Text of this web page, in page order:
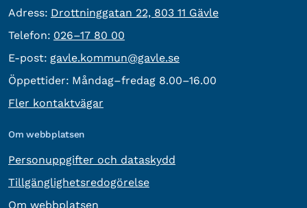
Adress: besöksadress:
Drottninggatan 22, 803 11 Gävle
Telefon: Telefon:
026–17 80 00
E-post: E-post:
gavle.kommun@gavle.se
Öppettider: Måndag–fredag 8.00–16.00
Fler kontaktvägar
Om webbplatsen
Personuppgifter och dataskydd
Tillgänglighetsredogörelse
Om webbplatsen